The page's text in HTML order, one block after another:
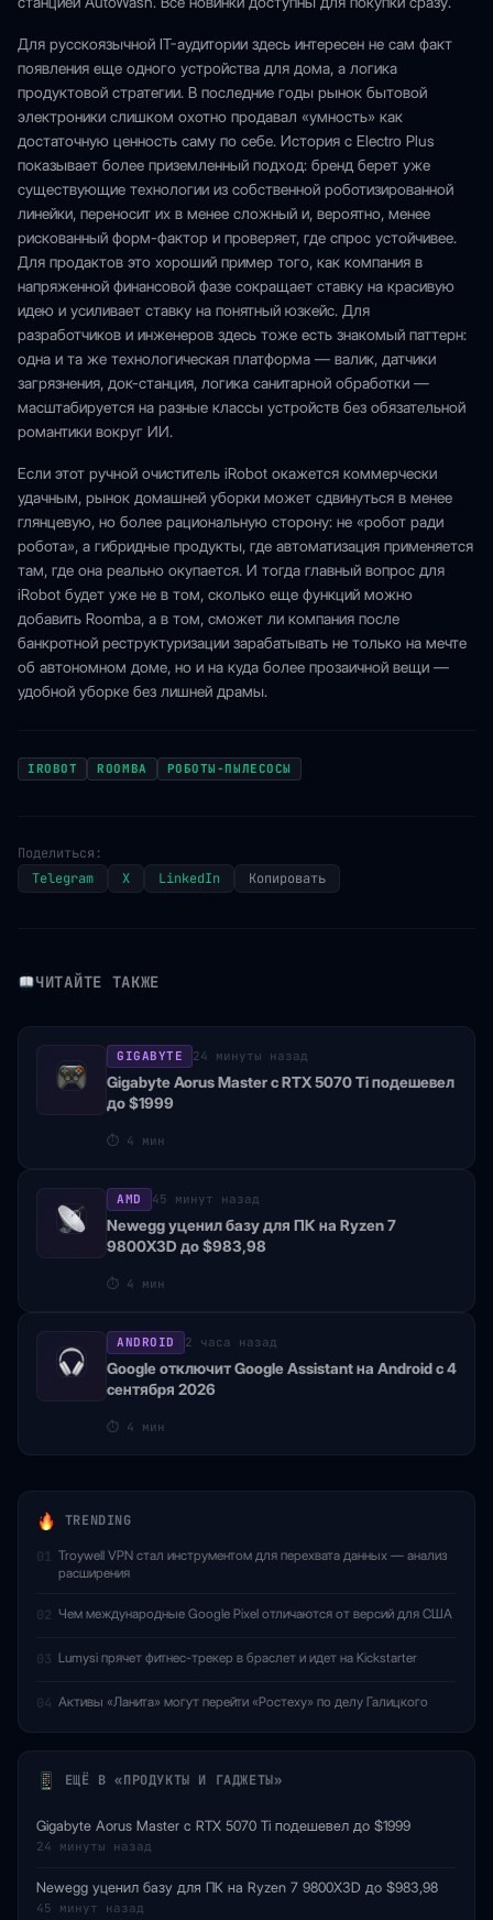
Для русскоязычной IT-аудитории здесь интересен не сам факт
появления еще одного устройства для дома, а логика
продуктовой стратегии. В последние годы рынок бытовой
электроники слишком охотно продавал «умность» как
достаточную ценность саму по себе. История с Electro Plus
показывает более приземленный подход: бренд берет уже
существующие технологии из собственной роботизированной
линейки, переносит их в менее сложный и, вероятно, менее
рискованный форм-фактор и проверяет, где спрос устойчивее.
Для продактов это хороший пример того, как компания в
напряженной финансовой фазе сокращает ставку на красивую
идею и усиливает ставку на понятный юзкейс. Для
разработчиков и инженеров здесь тоже есть знакомый паттерн:
одна и та же технологическая платформа — валик, датчики
загрязнения, док-станция, логика санитарной обработки —
масштабируется на разные классы устройств без обязательной
романтики вокруг ИИ.
Если этот ручной очиститель iRobot окажется коммерчески
удачным, рынок домашней уборки может сдвинуться в менее
глянцевую, но более рациональную сторону: не «робот ради
робота», а гибридные продукты, где автоматизация применяется
там, где она реально окупается. И тогда главный вопрос для
iRobot будет уже не в том, сколько еще функций можно
добавить Roomba, а в том, сможет ли компания после
банкротной реструктуризации зарабатывать не только на мечте
об автономном доме, но и на куда более прозаичной вещи —
удобной уборке без лишней драмы.
IROBOT ROOMBA РОБОТЫ-ПЫЛЕСОСЫ
Поделиться:
Telegram
X LinkedIn Копировать
ЧИТАЙТЕ ТАКЖЕ
GIGABYTE 24 минуты назад
Gigabyte Aorus Master с RTX 5070 Ti подешевел
до $1999
⏱ 4 мин
AMD 45 минут назад
Newegg уценил базу для ПК на Ryzen 7
9800X3D до $983,98
⏱ 4 мин
ANDROID 2 часа назад
Google отключит Google Assistant на Android с 4
сентября 2026
⏱ 4 мин
TRENDING
01 Troywell VPN стал инструментом для перехвата данных — анализ
расширения
02 Чем международные Google Pixel отличаются от версий для США
03 Lumysi прячет фитнес-трекер в браслет и идет на Kickstarter
04 Активы «Ланита» могут перейти «Ростеху» по делу Галицкого
ЕЩЁ В «ПРОДУКТЫ И ГАДЖЕТЫ»
Gigabyte Aorus Master с RTX 5070 Ti подешевел до $1999
24 минуты назад
Newegg уценил базу для ПК на Ryzen 7 9800X3D до $983,98
45 минут назад